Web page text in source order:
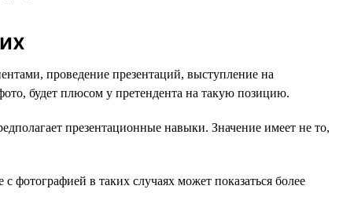
проведение презентаций, выступление на
будет плюсом у претендента на такую позицию.
презентационные навыки. Значение имеет не то,
фотографией в таких случаях может показаться более